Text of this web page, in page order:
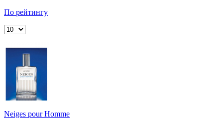
По рейтингу
Neiges pour Homme